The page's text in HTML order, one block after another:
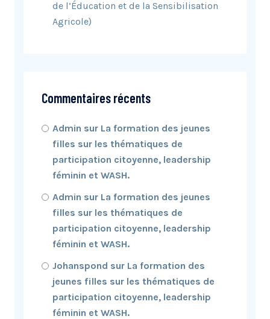
de l’Éducation et de la Sensibilisation
Agricole)
Commentaires récents
Admin sur La formation des jeunes
filles sur les thématiques de
participation citoyenne, leadership
féminin et WASH.
Admin sur La formation des jeunes
filles sur les thématiques de
participation citoyenne, leadership
féminin et WASH.
Johanspond sur La formation des
jeunes filles sur les thématiques de
participation citoyenne, leadership
féminin et WASH.